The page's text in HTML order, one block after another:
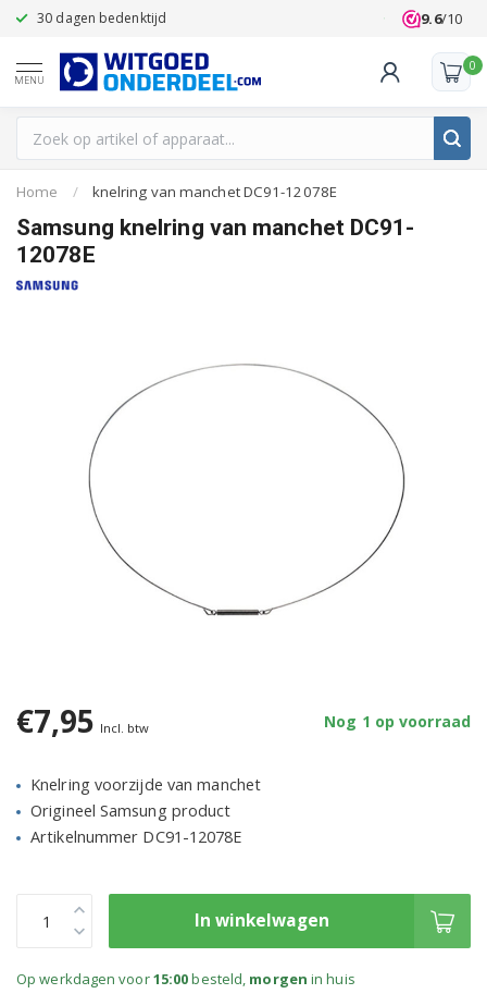
30 dagen bedenktijd Klanten
9.6/10
MENU
0
Home / knelring van manchet DC91-12078E
Samsung knelring van manchet DC91-
12078E
€7,95 Incl. btw Nog 1 op voorraad
Knelring voorzijde van manchet
Origineel Samsung product
Artikelnummer DC91-12078E
In winkelwagen
Op werkdagen voor15:00besteld, morgen in huis